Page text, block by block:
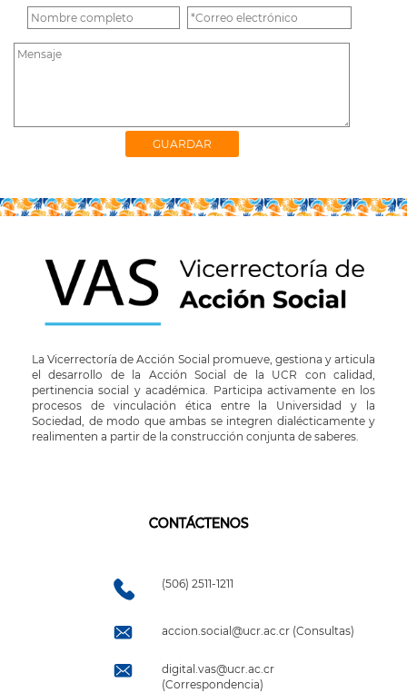
La Vicerrectoría de Acción Social promueve, gestiona y articula
el desarrollo de la Acción Social de la UCR con calidad,
pertinencia social y académica. Participa activamente en los
procesos de vinculación ética entre la Universidad y la
Sociedad, de modo que ambas se integren dialécticamente y
realimenten a partir de la construcción conjunta de saberes.
CONTÁCTENOS
(506) 2511-1211
accion.social@ucr.ac.cr (Consultas)
digital.vas@ucr.ac.cr
(Correspondencia)